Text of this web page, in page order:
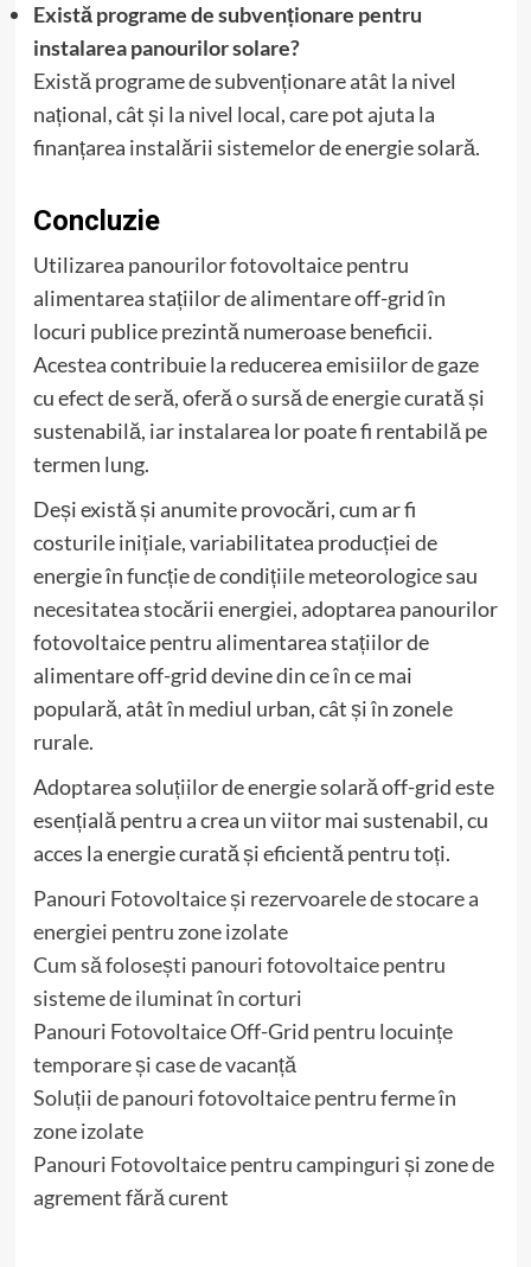
Există programe de subvenționare pentru
instalarea panourilor solare?
Există programe de subvenționare atât la nivel
național, cât și la nivel local, care pot ajuta la
finanțarea instalării sistemelor de energie solară.
Concluzie
Utilizarea panourilor fotovoltaice pentru
alimentarea stațiilor de alimentare off-grid în
locuri publice prezintă numeroase beneficii.
Acestea contribuie la reducerea emisiilor de gaze
cu efect de seră, oferă o sursă de energie curată și
sustenabilă, iar instalarea lor poate fi rentabilă pe
termen lung.
Deși există și anumite provocări, cum ar fi
costurile inițiale, variabilitatea producției de
energie în funcție de condițiile meteorologice sau
necesitatea stocării energiei, adoptarea panourilor
fotovoltaice pentru alimentarea stațiilor de
alimentare off-grid devine din ce în ce mai
populară, atât în mediul urban, cât și în zonele
rurale.
Adoptarea soluțiilor de energie solară off-grid este
esențială pentru a crea un viitor mai sustenabil, cu
acces la energie curată și eficientă pentru toți.
Panouri Fotovoltaice și rezervoarele de stocare a
energiei pentru zone izolate
Cum să folosești panouri fotovoltaice pentru
sisteme de iluminat în corturi
Panouri Fotovoltaice Off-Grid pentru locuințe
temporare și case de vacanță
Soluții de panouri fotovoltaice pentru ferme în
zone izolate
Panouri Fotovoltaice pentru campinguri și zone de
agrement fără curent